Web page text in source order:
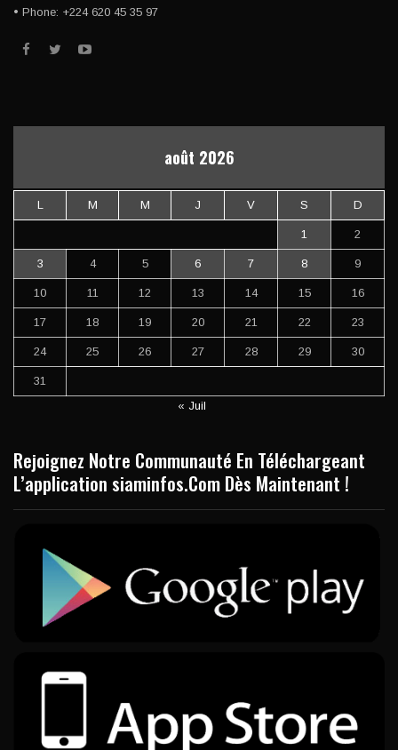
• Phone: +224 620 45 35 97
août 2026
L M M J V S D
1 2
3 4 5 6 7 8 9
10 11 12 13 14 15 16
17 18 19 20 21 22 23
24 25 26 27 28 29 30
31
« Juil
Rejoignez Notre Communauté En Téléchargeant
L’application siaminfos.Com Dès Maintenant !